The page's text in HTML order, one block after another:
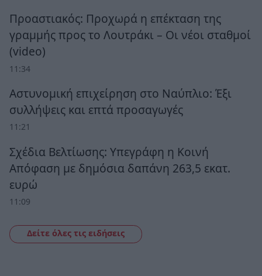
Προαστιακός: Προχωρά η επέκταση της
γραμμής προς το Λουτράκι – Οι νέοι σταθμοί
(video)
11:34
Αστυνομική επιχείρηση στο Ναύπλιο: Έξι
συλλήψεις και επτά προσαγωγές
11:21
Σχέδια Βελτίωσης: Υπεγράφη η Κοινή
Απόφαση με δημόσια δαπάνη 263,5 εκατ.
ευρώ
11:09
Δείτε όλες τις ειδήσεις